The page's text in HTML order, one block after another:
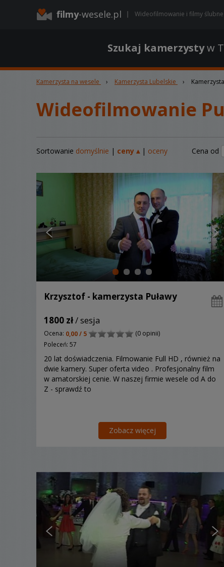
filmy-wesele.pl Wideofilmowanie i filmy ślubne
Szukaj kamerzystyw
Kamerzysta na wesele › Kamerzysta Lubelskie ›
Wideofilmowanie
Sortowanie domyślnie | ceny ▴| oceny Cena od
Krzysztof - kamerzysta Puławy
1800 zł/ sesja
Ocena: 0,00 / 5
(0 opinii)
Poleceń: 57
20 lat doświadczenia. Filmowanie Full HD , również na
dwie kamery. Super oferta video . Profesjonalny film
w amatorskiej cenie. W naszej firmie wesele od A do
Z - sprawdź to
Zobacz więcej